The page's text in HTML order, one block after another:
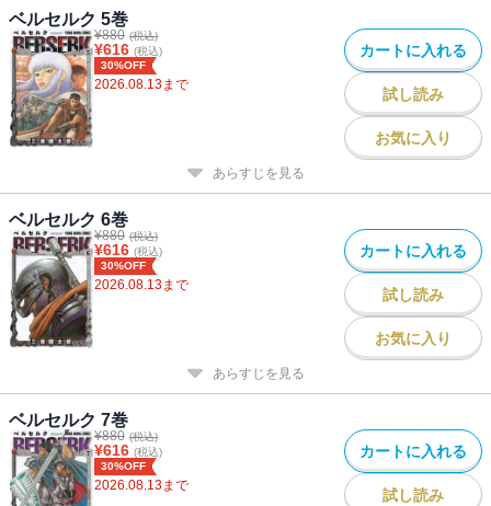
ベルセルク 5巻
¥880 (税込)
¥616 (税込)
30%OFF
2026.08.13まで
カートに入れる
試し読み
お気に入り
あらすじを見る
ベルセルク 6巻
¥880 (税込)
¥616 (税込)
30%OFF
2026.08.13まで
カートに入れる
試し読み
お気に入り
あらすじを見る
ベルセルク 7巻
¥880 (税込)
¥616 (税込)
30%OFF
2026.08.13まで
カートに入れる
試し読み